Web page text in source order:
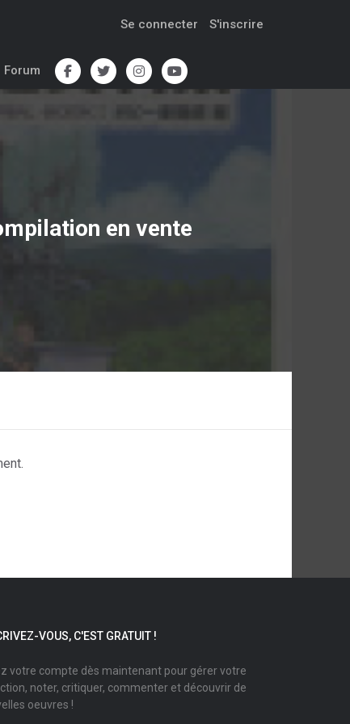
Se connecter S'inscrire
Forum
en vente
VOUS, C'EST GRATUIT !
votre compte dès maintenant pour gérer votre
noter, critiquer, commenter et découvrir de
oeuvres !